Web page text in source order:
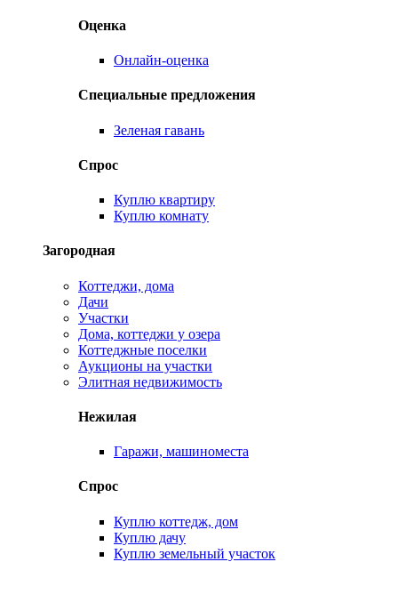
Оценка
Онлайн-оценка
Специальные предложения
Зеленая гавань
Спрос
Куплю квартиру
Куплю комнату
Загородная
Коттеджи, дома
Дачи
Участки
Дома, коттеджи у озера
Коттеджные поселки
Аукционы на участки
Элитная недвижимость
Нежилая
Гаражи, машиноместа
Спрос
Куплю коттедж, дом
Куплю дачу
Куплю земельный участок